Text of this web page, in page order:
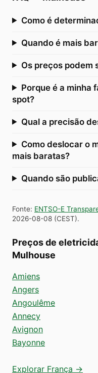
Como é
Quando é mais
Os preços podem
Porque é a minha
spot?
Qual a precisão
Como deslocar o
mais baratas?
Quando são
Fonte: ENTSO-E
2026-08-08 (CEST).
Preços de
Mulhouse
Amiens
Angers
Angoulême
Annecy
Avignon
Bayonne
Explorar França →